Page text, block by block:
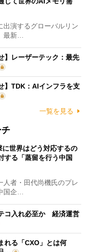
演するグローバルリン
最新…
】レーザーテック：最先
】TDK：AIインフラを支
一覧を見る
世界はどう対応するの
る「蒸留を行う中国
者・田代尚機氏のプレ
国企…
コ入れ必至か 経済運営
れる「CXO」とは何